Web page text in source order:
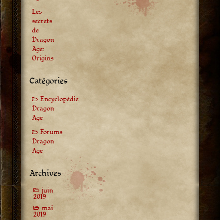
Les
secrets
de
Dragon
Age:
Origins
Catégories
Encyclopédie
Dragon
Age
Forums
Dragon
Age
Archives
juin
2019
mai
2019